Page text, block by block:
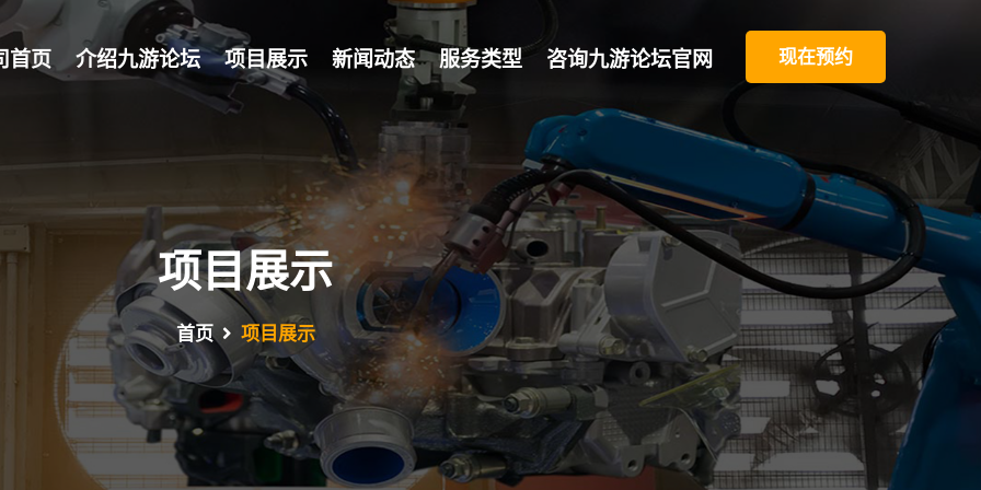
首页 介绍九游论坛 项目展示 新闻动态 服务类型 咨询九游论坛官网 现在预约
项目展示
首页 项目展示